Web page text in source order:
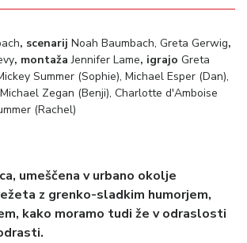
, scenarij Noah Baumbach, Greta Gerwig,
, montaža Jennifer Lame, igrajo Greta
Summer (Sophie), Michael Esper (Dan),
Zegan (Benji), Charlotte d'Amboise
(Rachel)
umeščena v urbano okolje
z grenko-sladkim humorjem,
kako moramo tudi že v odraslosti